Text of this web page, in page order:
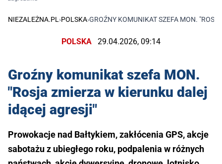
NIEZALEŻNA.PL ›POLSKA›GROŹNY KOMUNIKAT SZEFA MON.
POLSKA 29.04.2026, 09:14
Groźny komunikat szefa MON.
"Rosja zmierza w kierunku dalej
idącej agresji"
Prowokacje nad Bałtykiem, zakłócenia GPS, akcje
sabotażu z ubiegłego roku, podpalenia w różnych